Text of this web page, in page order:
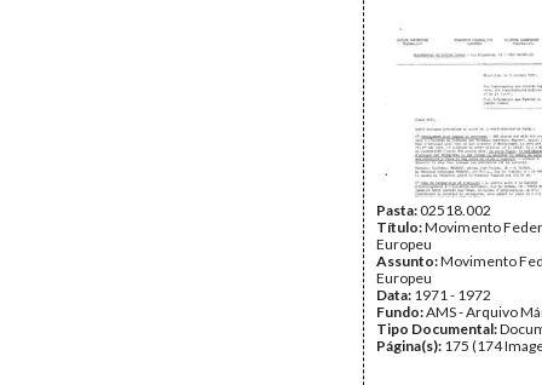
Pasta:02518.002
Título:Movimento
Europeu
Assunto:Movimento
Europeu
Data: 1971 - 1972
Fundo:AMS - Arquivo
Tipo Documental:
Página(s): 175 (174